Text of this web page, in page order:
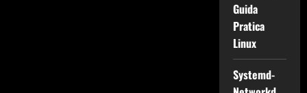
Guida
Pratica
Linux
Systemd-